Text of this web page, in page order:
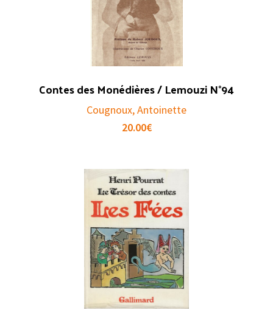
Contes des Monédières / Lemouzi N°94
Cougnoux, Antoinette
20.00€